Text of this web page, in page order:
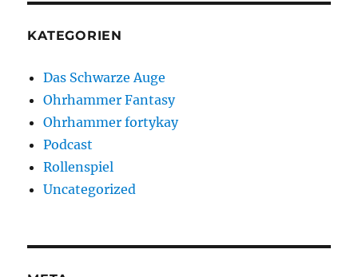
KATEGORIEN
Das Schwarze Auge
Ohrhammer Fantasy
Ohrhammer fortykay
Podcast
Rollenspiel
Uncategorized